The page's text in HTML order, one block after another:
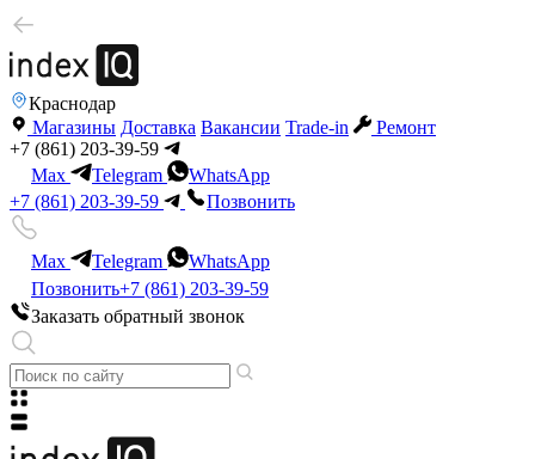
Краснодар
Магазины Доставка Вакансии Trade-in
Ремонт
+7 (861) 203-39-59
Max
Telegram
WhatsApp
+7 (861) 203-39-59
Позвонить
Max Telegram
WhatsApp
Позвонить+7 (861) 203-39-59
Заказать обратный звонок